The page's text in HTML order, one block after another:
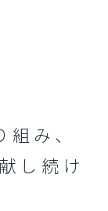
み、
し続け